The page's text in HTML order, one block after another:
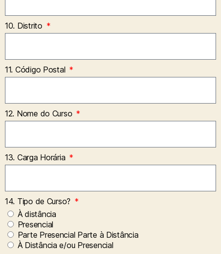
10. Distrito
11. Código Postal
12. Nome do Curso
13. Carga Horária
14. Tipo de Curso?
À distância
Presencial
Parte Presencial Parte à Distância
À Distância e/ou Presencial